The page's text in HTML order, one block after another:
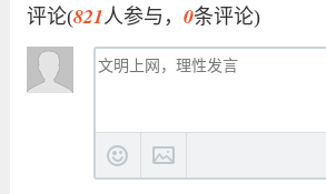
评论(821人参与， 0条评论)